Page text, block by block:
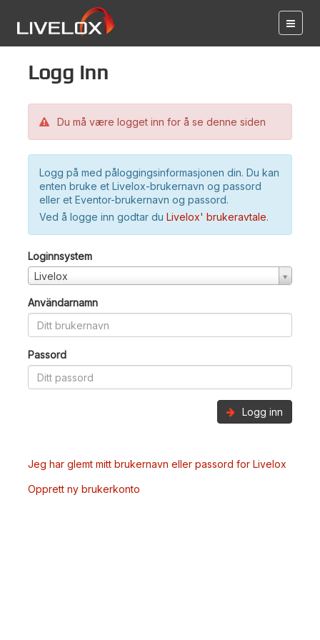
Logg inn
Du må være logget inn for å se denne siden
Logg på med påloggingsinformasjonen din. Du kan
enten bruke et Livelox-brukernavn og passord
eller et Eventor-brukernavn og passord.
Ved å logge inn godtar du Livelox' brukeravtale.
Loginnsystem
Livelox
Användarnamn
Passord
Logg inn
Jeg har glemt mitt brukernavn eller passord for Livelox
Opprett ny brukerkonto